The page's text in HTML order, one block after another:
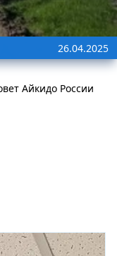
26.04.2025
Айкидо России